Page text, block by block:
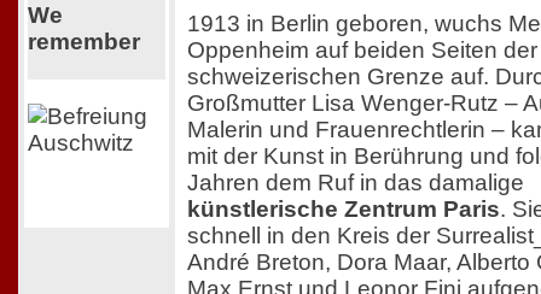
We
remember
1913 in Berlin geboren, wuchs
Oppenheim auf beiden Seiten
schweizerischen Grenze auf.
Großmutter Lisa Wenger-Rutz –
Malerin und Frauenrechtlerin –
mit der Kunst in Berührung und
Jahren dem Ruf in das damalige
künstlerische Zentrum Paris.
schnell in den Kreis der
André Breton, Dora Maar, Alberto
Max Ernst und Leonor Fini